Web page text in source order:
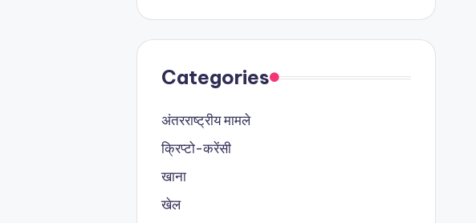
Categories
अंतरराष्ट्रीय मामले
क्रिप्टो-करेंसी
खाना
खेल